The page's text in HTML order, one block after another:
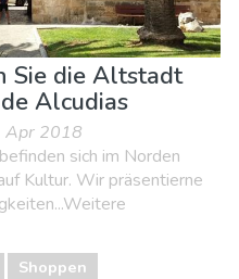
Sie die Altstadt
Alcudias
Apr 2018
sich im Norden
Kultur. Wir präsentierne
Shoppen